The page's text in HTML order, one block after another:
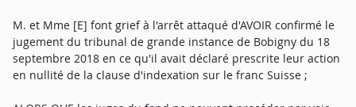
M. et Mme [E] font grief à l'arrêt attaqué d'AVOIR confirmé le
jugement du tribunal de grande instance de Bobigny du 18
septembre 2018 en ce qu'il avait déclaré prescrite leur action
en nullité de la clause d'indexation sur le franc Suisse ;